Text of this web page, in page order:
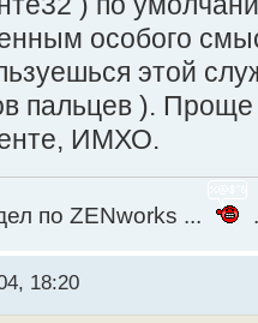
особого
этой
пальцев ). Проще
ИМХО.
по ZENworks ...
18:20